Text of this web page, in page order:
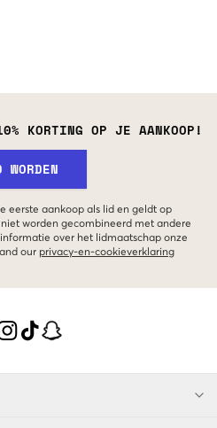
KORTING OP JE AANKOOP!
eerste aankoop als lid en geldt op
worden gecombineerd met andere
over het lidmaatschap onze
and our privacy-en-cookieverklaring